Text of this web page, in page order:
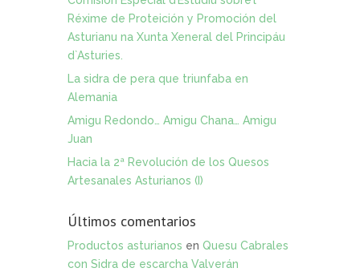
Réxime de Proteición y Promoción del
Asturianu na Xunta Xeneral del Principáu
d`Asturies.
La sidra de pera que triunfaba en
Alemania
Amigu Redondo… Amigu Chana… Amigu
Juan
Hacia la 2ª Revolución de los Quesos
Artesanales Asturianos (I)
Últimos comentarios
Productos asturianos en Quesu Cabrales
con Sidra de escarcha Valverán